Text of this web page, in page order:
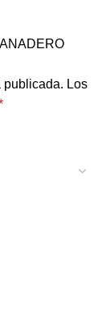
publicada. Los